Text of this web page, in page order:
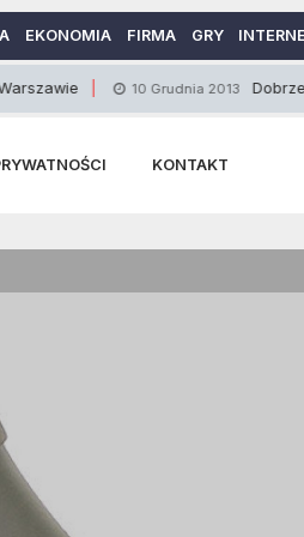
EKONOMIA FIRMA GRY
10 Grudnia 2013 Dobrze dobrany
KONTAKT